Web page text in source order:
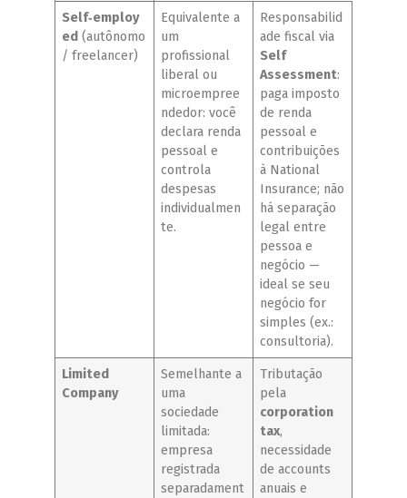
Self‑employ
ed (autônomo
/ freelancer)
Equivalente a
um
profissional
liberal ou
microempree
ndedor: você
declara renda
pessoal e
controla
despesas
individualmen
te.
Responsabilid
ade fiscal via
Self
Assessment:
paga imposto
de renda
pessoal e
contribuições
à National
Insurance; não
há separação
legal entre
pessoa e
negócio —
ideal se seu
negócio for
simples (ex.:
consultoria).
Limited
Company
Semelhante a
uma
sociedade
limitada:
empresa
registrada
separadament
Tributação
pela
corporation
tax,
necessidade
de accounts
anuais e